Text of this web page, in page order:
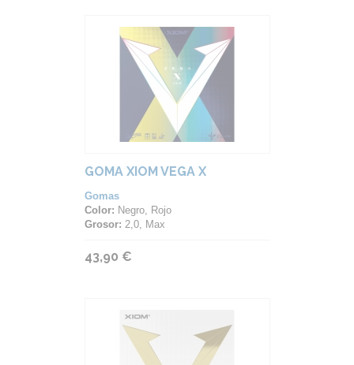
GOMA XIOM VEGA X
Gomas
Color: Negro, Rojo
Grosor: 2,0, Max
43,90 €